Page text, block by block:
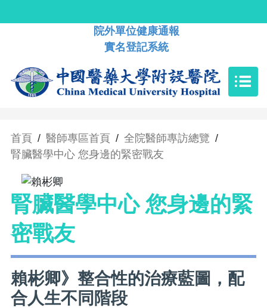
院外單位健康通報
實名登記系統
首頁 / 醫師專區首頁 / 全院醫師專訪總覽 /
腎臟醫學中心 您身邊的緊密戰友
腎臟醫學中心 您身邊的緊
密戰友
賴彬卿》整合性的治療藍圖，配
合人生不同階段